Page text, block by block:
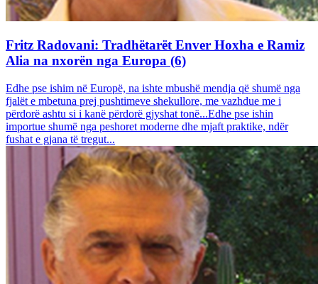
Fritz Radovani: Tradhëtarët Enver Hoxha e Ramiz
Alia na nxorën nga Europa (6)
Edhe pse ishim në Europë, na ishte mbushë mendja që shumë nga
fjalët e mbetuna prej pushtimeve shekullore, me vazhdue me i
përdorë ashtu si i kanë përdorë gjyshat tonë...Edhe pse ishin
importue shumë nga peshoret moderne dhe mjaft praktike, ndër
fushat e gjana të tregut...